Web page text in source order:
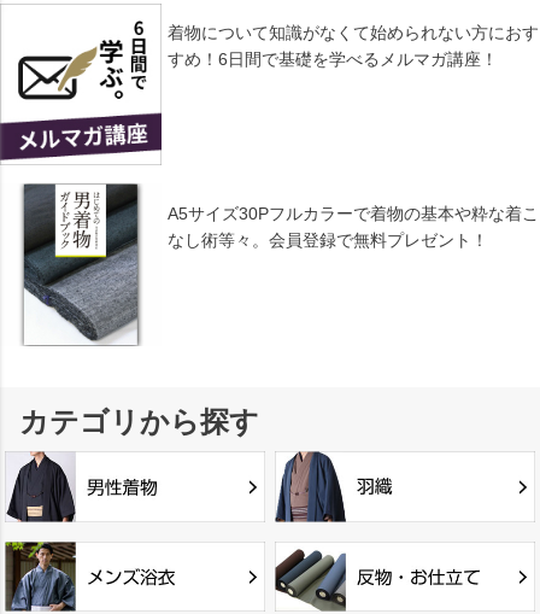
着物について知識がなくて始められない方におす
すめ！6日間で基礎を学べるメルマガ講座！
A5サイズ30Pフルカラーで着物の基本や粋な着こ
なし術等々。会員登録で無料プレゼント！
カテゴリから探す